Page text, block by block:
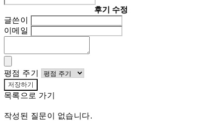
후기 수정
글쓴이
이메일
평점 주기
저장하기
목록으로 가기
작성된 질문이 없습니다.